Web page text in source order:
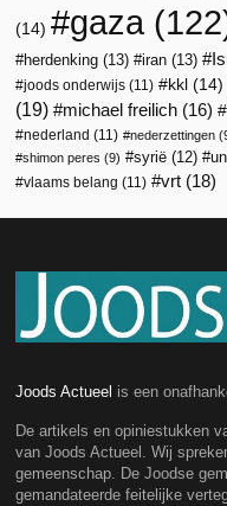
(14) gaza
herdenking (13) iran (13)
joods onderwijs (11) kkl (14)
(19)
michael freilich (16)
nederland (11) nederzettingen
shimon peres (9) syrië (12)
vlaams belang (11) vrt (18)
Joods Actueel is een
De artikels en opiniestukken
van Joods Actueel. Wij
gemeenschap. De Joodse
gemandateerde feitelijke